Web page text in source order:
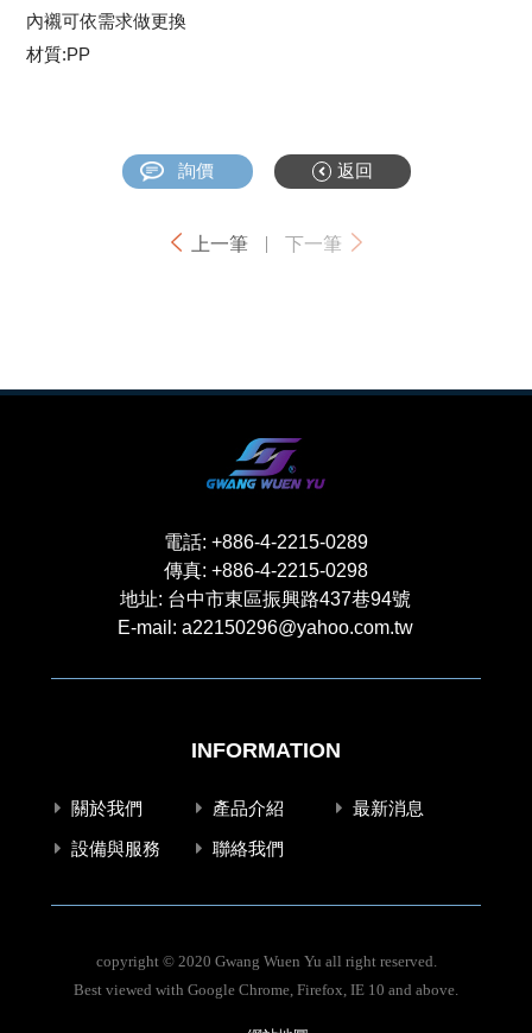
內襯可依需求做更換
材質:PP
詢價 返回
上一筆 下一筆
電話: +886-4-2215-0289
傳真: +886-4-2215-0298
地址: 台中市東區振興路437巷94號
E-mail:a22150296@yahoo.com.tw
INFORMATION
關於我們 產品介紹 最新消息
設備與服務 聯絡我們
copyright © 2020 Gwang Wuen Yu all right reserved.
Best viewed with Google Chrome, Firefox, IE 10 and above.